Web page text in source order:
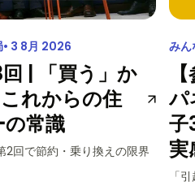
3 8月 2026
回 | 「買う」か
れからの住
常識
2回で節約・乗り換えの限界
みん
パ
子
実
「